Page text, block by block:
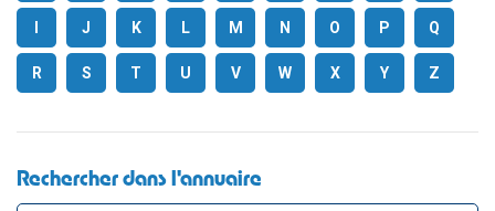
J K L M N O P Q
R S T U V W X Y Z
Rechercher dans l'annuaire